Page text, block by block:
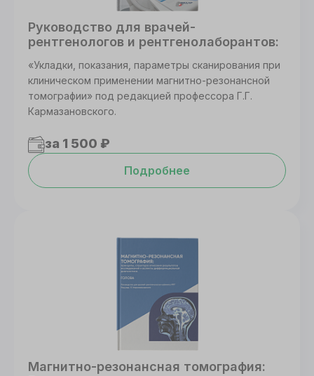
Руководство для врачей-
рентгенологов и рентгенолаборантов:
«Укладки, показания, параметры сканирования при
клиническом применении магнитно-резонансной
томографии» под редакцией профессора Г.Г.
Кармазановского.
за 1 500 ₽
Подробнее
Магнитно-резонансная томография: